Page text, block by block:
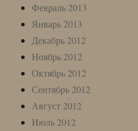
Февраль 2013
Январь 2013
Декабрь 2012
Ноябрь 2012
Октябрь 2012
Сентябрь 2012
Август 2012
Июль 2012